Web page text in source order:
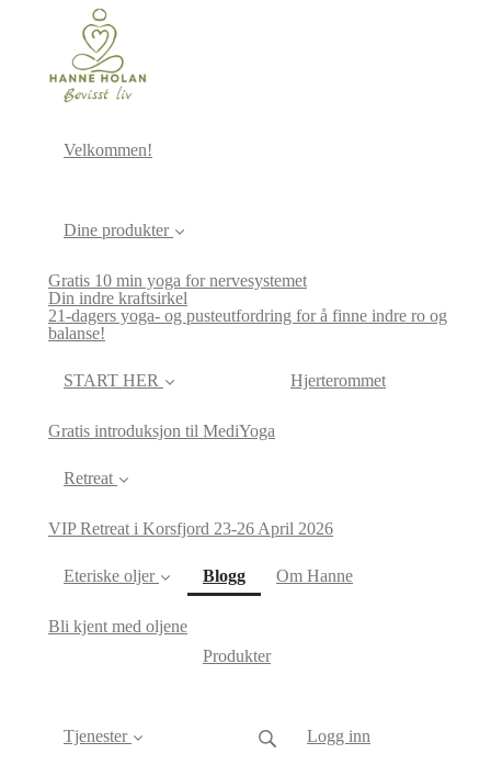
Velkommen!
Dine produkter
Gratis 10 min yoga for nervesystemet
Din indre kraftsirkel
21-dagers yoga- og pusteutfordring for å finne indre ro og
balanse!
START HER
Gratis introduksjon til MediYoga
Hjerterommet
Retreat
VIP Retreat i Korsfjord 23-26 April 2026
Eteriske oljer
Bli kjent med oljene
Blogg(current)Om Hanne
Produkter
Tjenester Logg inn